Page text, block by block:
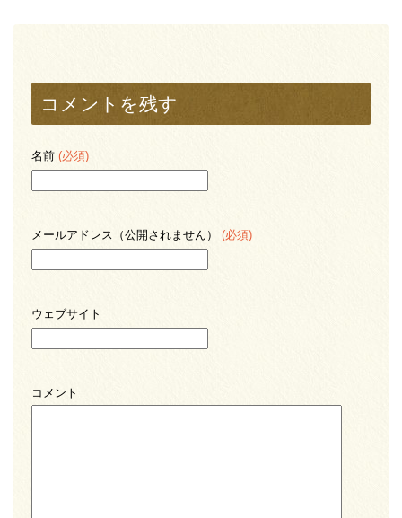
コメントを残す
名前 (必須)
メールアドレス（公開されません） (必須)
ウェブサイト
コメント